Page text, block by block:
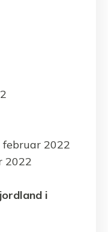
februar 2022
2022
i